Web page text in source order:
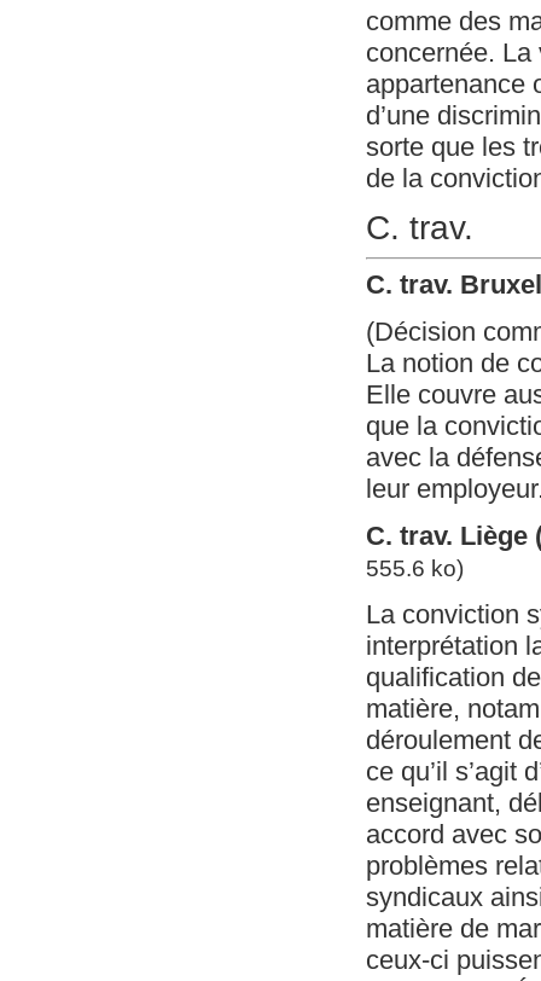
comme des
concernée. La
appartenance
d’une
sorte que les
de la
C. trav.
C. trav.
(Décision
La notion de
Elle couvre
que la
avec la
leur
C. trav. Liège
555.6 ko)
La conviction
interprétation
qualification
matière,
déroulement
ce qu’il s’agit
enseignant,
accord avec
problèmes
syndicaux
matière de
ceux-ci